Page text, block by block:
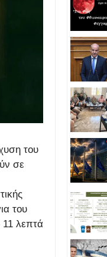
του
σε
του
11 λεπτά